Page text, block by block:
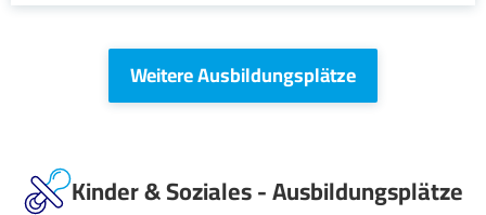
Weitere Ausbildungsplätze
Kinder & Soziales - Ausbildungsplätze